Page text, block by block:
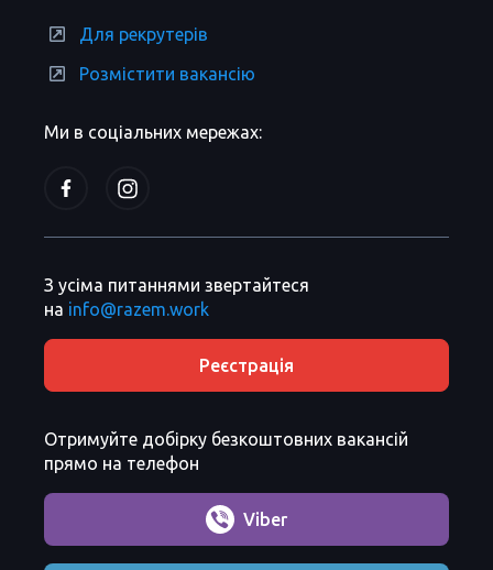
Ми в соціальних мережах:
Для рекрутерів
Розмістити вакансію
З усіма питаннями звертайтеся
на info@razem.work
Реєстрація
Отримуйте добірку безкоштовних вакансій
прямо на телефон
Viber